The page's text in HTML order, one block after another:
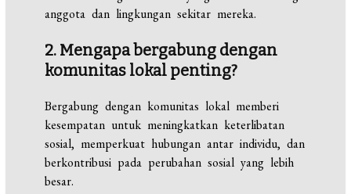
anggota dan lingkungan sekitar mereka.
2. Mengapa bergabung dengan
komunitas lokal penting?
Bergabung dengan komunitas lokal memberi
kesempatan untuk meningkatkan keterlibatan
sosial, memperkuat hubungan antar individu, dan
berkontribusi pada perubahan sosial yang lebih
besar.